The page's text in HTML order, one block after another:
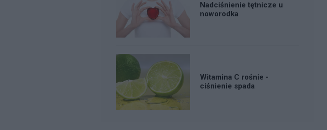
Nadciśnienie tętnicze u
noworodka
Witamina C rośnie -
ciśnienie spada